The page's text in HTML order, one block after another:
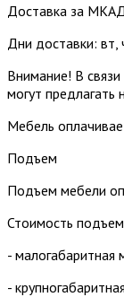
Доставка за
Дни доставки: вт,
Внимание! В
могут предлагать
Мебель
Подъем
Подъем мебели
Стоимость
-
-